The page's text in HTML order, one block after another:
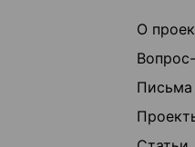
О
Письма